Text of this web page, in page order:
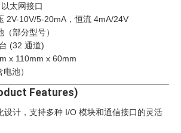
以太网接口
2V-10V/5-20mA，恒流 4mA/24V
部分型号）
(32 通道)
x 110mm x 60mm
池）
Features)
设计，支持多种 I/O 模块和通信接口的灵活